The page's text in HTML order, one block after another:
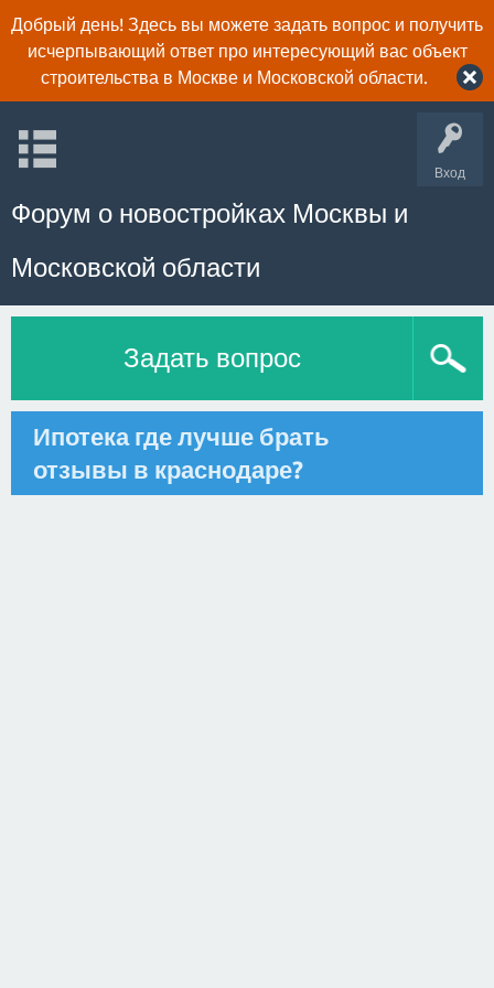
Добрый день! Здесь вы можете задать вопрос и получить
исчерпывающий ответ про интересующий вас объект
строительства в Москве и Московской области.
Вход
Форум о новостройках Москвы и
Московской области
Задать вопрос
Ипотека где лучше брать
отзывы в краснодаре?